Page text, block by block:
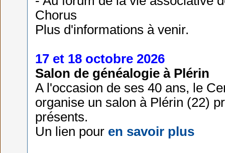
Chorus
Plus d'informations à venir.
17 et 18 octobre 2026
Salon de généalogie à Plérin
A l'occasion de ses 40 ans, le
organise un salon à Plérin (22)
présents.
Un lien pour en savoir plus